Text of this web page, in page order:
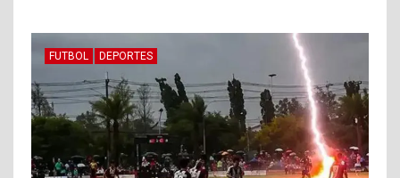
FUTBOL DEPORTES